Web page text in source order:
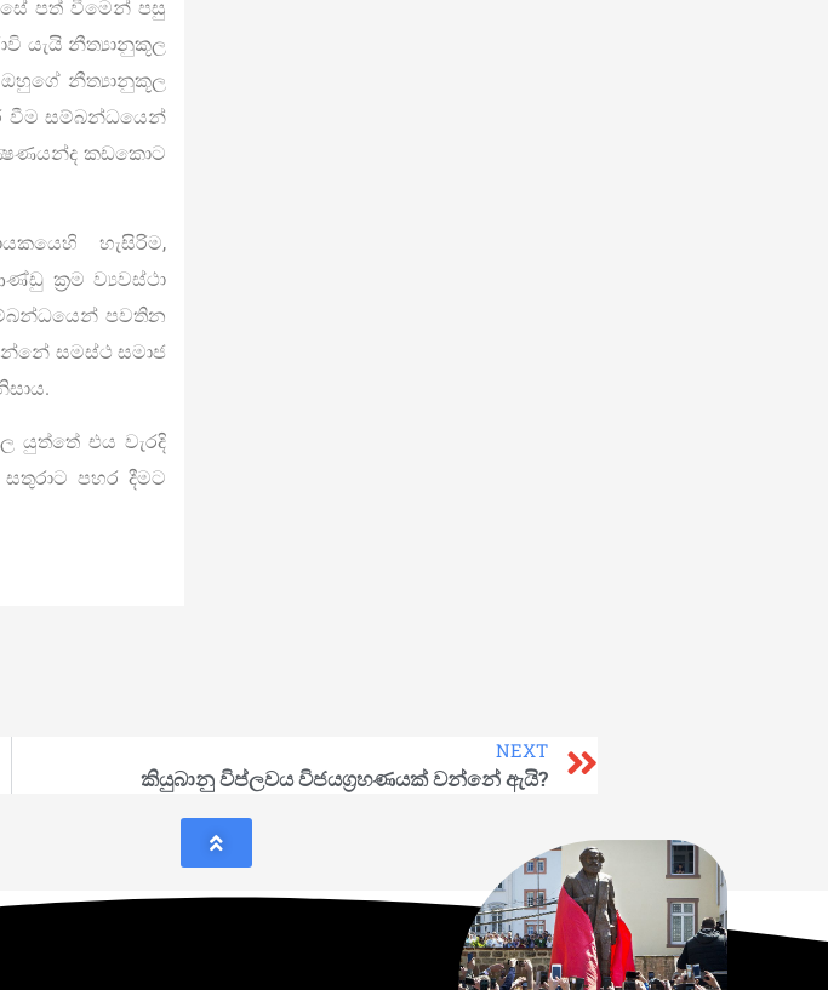
පත් වීමෙන් පසු
යැයි නීත්‍යානුකූල
නීත්‍යානුකූල
වීම සම්බන්ධයෙන්
කඩකොට
හැසිරිම,
ක‍්‍රම ව්‍යවස්ථා
පවතින
සමස්ථ සමාජ
යුත්තේ එය වැරදි
පහර දීමට
NEXT
කියුබානු විප්ලවය විජයග‍්‍රහණයක් වන්නේ ඇයි?